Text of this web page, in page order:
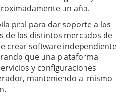
un año.
prpl para dar soporte a los
de los distintos mercados de
crear software independiente
que una plataforma
y configuraciones
manteniendo al mismo